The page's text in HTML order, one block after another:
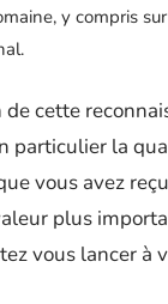
y compris
de cette
particulier la
vous avez
plus
vous lancer à